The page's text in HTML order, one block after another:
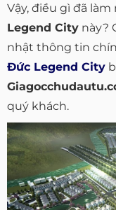
Vậy, điều gì đã
Legend City này?
nhật thông tin
Đức Legend City
quý khách.